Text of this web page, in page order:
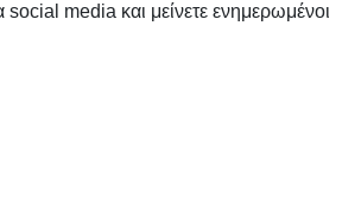
media και μείνετε ενημερωμένοι